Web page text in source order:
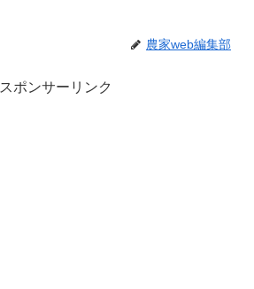
農家web編集部
スポンサーリンク